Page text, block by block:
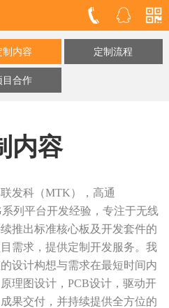
制内容 定制流程
目合作
内容
发科（MTK），高通
系列平台开发经验，专注于无线
推出标准核心板及开发套件的
需求，提供定制开发服务。我
设计构想与需求在最短时间内
理图设计，PCB设计，驱动开
果交付，并持续提供全方位的